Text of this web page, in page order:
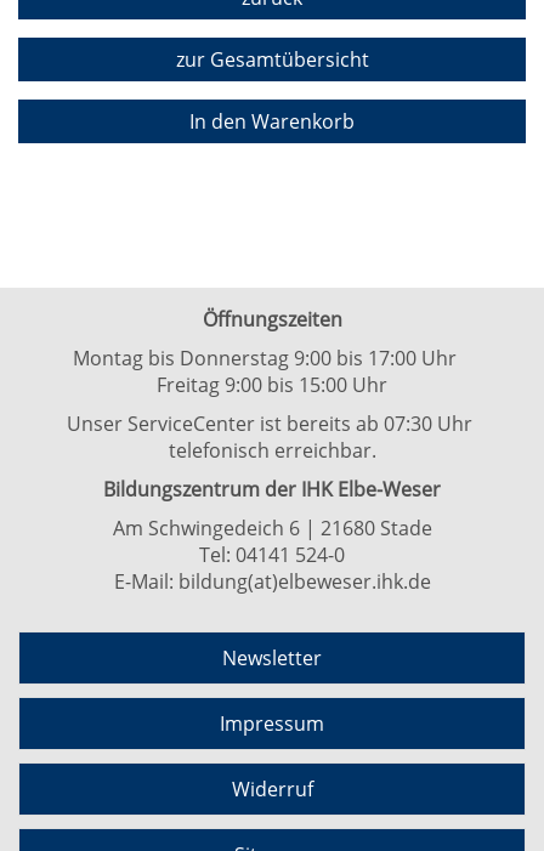
zur Gesamtübersicht
In den Warenkorb
Öffnungszeiten
Montag bis Donnerstag 9:00 bis 17:00 Uhr
Freitag 9:00 bis 15:00 Uhr
Unser ServiceCenter ist bereits ab 07:30 Uhr
telefonisch erreichbar.
Bildungszentrum der IHK Elbe-Weser
Am Schwingedeich 6 | 21680 Stade
Tel: 04141 524-0
E-Mail: bildung(at)elbeweser.ihk.de
Newsletter
Impressum
Widerruf